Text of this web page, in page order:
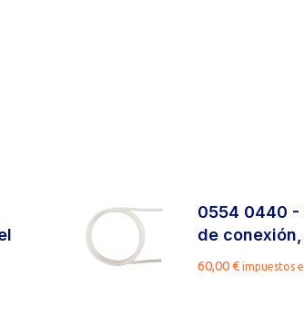
0554 0440 -
de
60,00€ impuestos